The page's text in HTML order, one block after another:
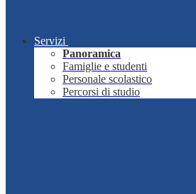
Servizi
Panoramica
Famiglie e studenti
Personale scolastico
Percorsi di studio